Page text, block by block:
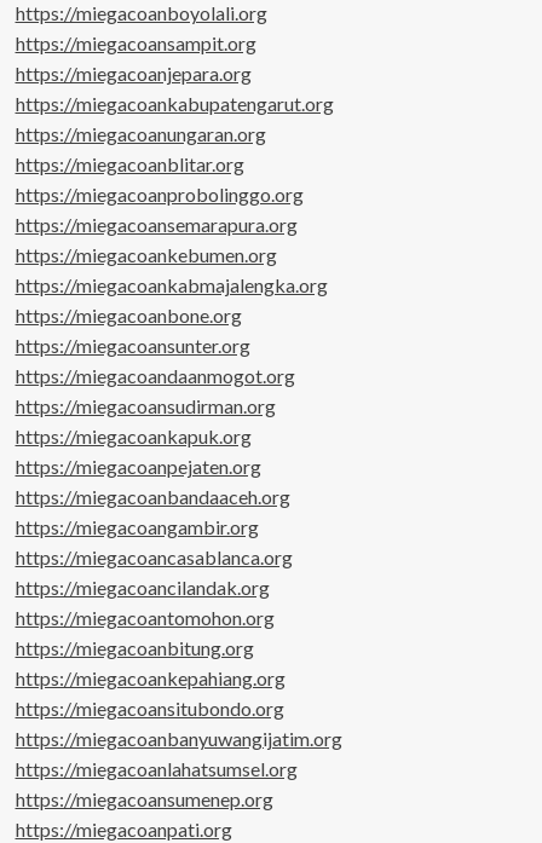
https://miegacoanboyolali.org
https://miegacoansampit.org
https://miegacoanjepara.org
https://miegacoankabupatengarut.org
https://miegacoanungaran.org
https://miegacoanblitar.org
https://miegacoanprobolinggo.org
https://miegacoansemarapura.org
https://miegacoankebumen.org
https://miegacoankabmajalengka.org
https://miegacoanbone.org
https://miegacoansunter.org
https://miegacoandaanmogot.org
https://miegacoansudirman.org
https://miegacoankapuk.org
https://miegacoanpejaten.org
https://miegacoanbandaaceh.org
https://miegacoangambir.org
https://miegacoancasablanca.org
https://miegacoancilandak.org
https://miegacoantomohon.org
https://miegacoanbitung.org
https://miegacoankepahiang.org
https://miegacoansitubondo.org
https://miegacoanbanyuwangijatim.org
https://miegacoanlahatsumsel.org
https://miegacoansumenep.org
https://miegacoanpati.org